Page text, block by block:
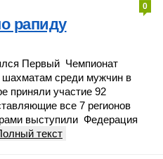
0
рапиду
Первый Чемпионат
среди мужчин в
приняли участие 92
все 7 регионов
выступили Федерация
текст